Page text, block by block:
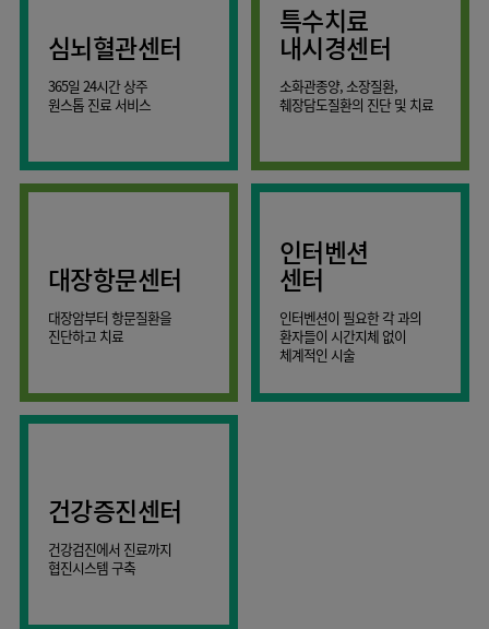
간담췌센터
대장항문센터
AI
스마트케어병동
영상의학과
진단검사의학과
응급의학과
심뇌혈관센터
365일 24시간 상주
원스톱 진료 서비스
특수치료
내시경센터
소화관종양, 소장질환,
췌장담도질환의 진단 및 치료
대장항문센터
대장암부터 항문질환을
진단하고 치료
인터벤션
센터
인터벤션이 필요한 각 과의
환자들이 시간지체 없이
체계적인 시술
건강증진센터
건강검진에서 진료까지
협진시스템 구축